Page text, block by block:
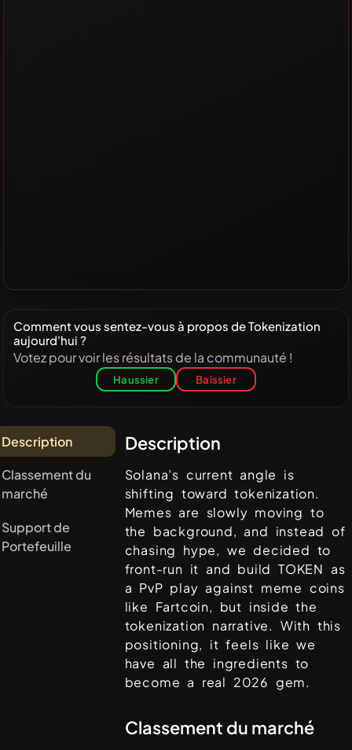
Comment vous sentez-vous à propos de Tokenization
aujourd'hui ?
Votez pour voir les résultats de la communauté !
Haussier Baissier
Description
Classement du
marché
Support de
Portefeuille
Description
Solana’s current angle is
shifting toward tokenization.
Memes are slowly moving to
the background, and instead of
chasing hype, we decided to
front-run it and build TOKEN as
a PvP play against meme coins
like Fartcoin, but inside the
tokenization narrative. With this
positioning, it feels like we
have all the ingredients to
become a real 2026 gem.
Classement du marché